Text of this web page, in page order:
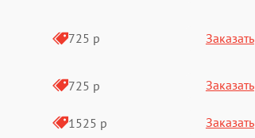
725 р Заказать
725 р Заказать
1525 р Заказать